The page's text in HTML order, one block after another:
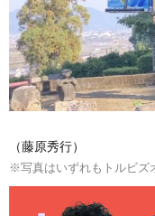
（藤原秀行）
※写真はいずれもトルビズ